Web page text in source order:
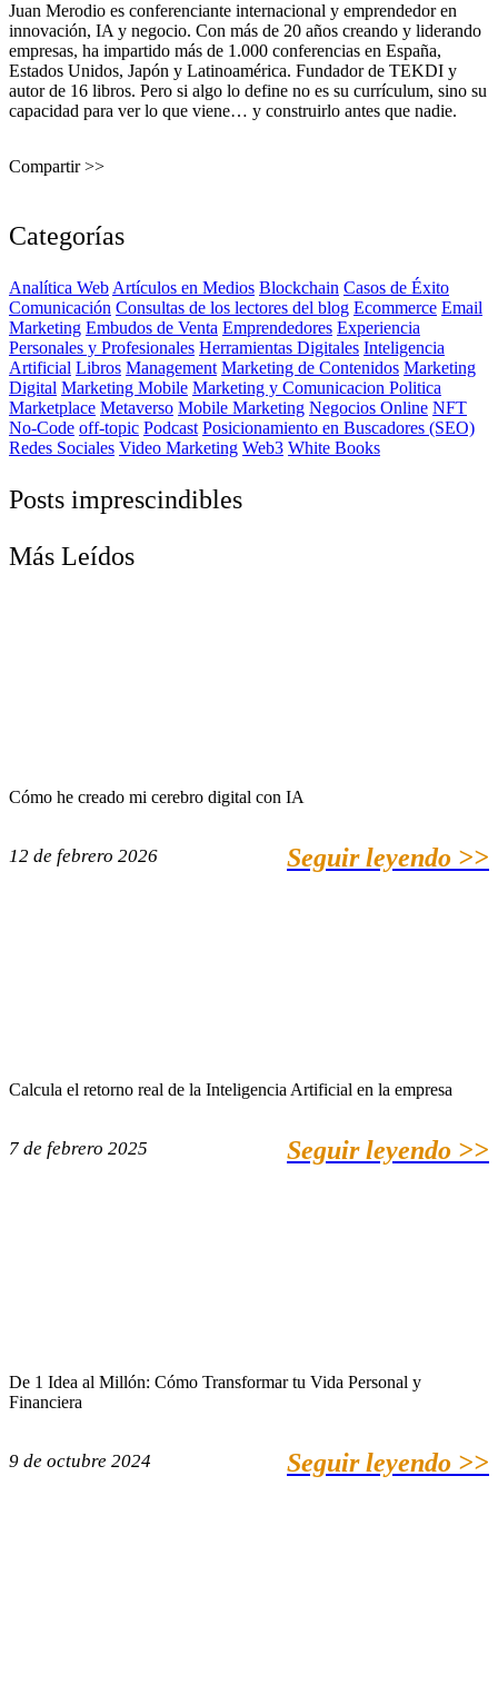
Juan Merodio es conferenciante internacional y emprendedor en
innovación, IA y negocio. Con más de 20 años creando y liderando
empresas, ha impartido más de 1.000 conferencias en España,
Estados Unidos, Japón y Latinoamérica. Fundador de TEKDI y
autor de 16 libros. Pero si algo lo define no es su currículum, sino su
capacidad para ver lo que viene… y construirlo antes que nadie.
Compartir >>
Categorías
Analítica Web Artículos en Medios Blockchain Casos de Éxito
Comunicación Consultas de los lectores del blog Ecommerce Email
Marketing Embudos de Venta Emprendedores Experiencia
Personales y Profesionales Herramientas Digitales Inteligencia
Artificial Libros Management Marketing de Contenidos Marketing
Digital Marketing Mobile Marketing y Comunicacion Politica
Marketplace Metaverso Mobile Marketing Negocios Online NFT
No-Code off-topic Podcast Posicionamiento en Buscadores (SEO)
Redes Sociales Video Marketing Web3 White Books
Posts imprescindibles
Más Leídos
Cómo he creado mi cerebro digital con IA
12 de febrero 2026 Seguir leyendo >>
Calcula el retorno real de la Inteligencia Artificial en la empresa
7 de febrero 2025 Seguir leyendo >>
De 1 Idea al Millón: Cómo Transformar tu Vida Personal y
Financiera
9 de octubre 2024 Seguir leyendo >>